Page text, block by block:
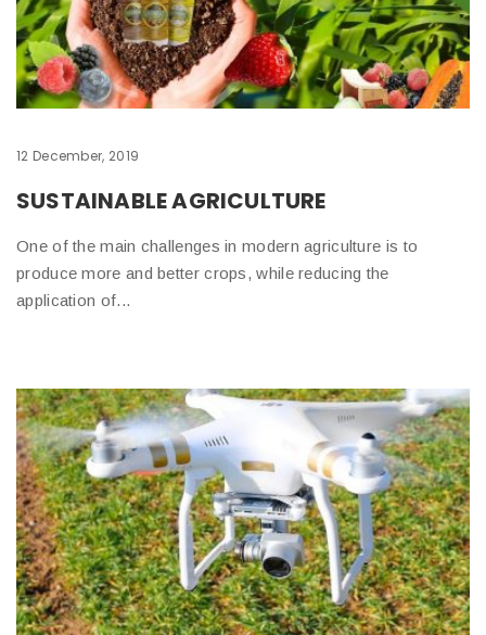
12 December, 2019
SUSTAINABLE AGRICULTURE
One of the main challenges in modern agriculture is to
produce more and better crops, while reducing the
application of...